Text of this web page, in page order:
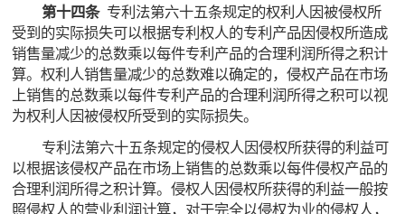
第十四条 专利法第六十五条规定的权利人因被侵权所
受到的实际损失可以根据专利权人的专利产品因侵权所造成
销售量减少的总数乘以每件专利产品的合理利润所得之积计
算。权利人销售量减少的总数难以确定的，侵权产品在市场
上销售的总数乘以每件专利产品的合理利润所得之积可以视
为权利人因被侵权所受到的实际损失。
专利法第六十五条规定的侵权人因侵权所获得的利益可
以根据该侵权产品在市场上销售的总数乘以每件侵权产品的
合理利润所得之积计算。侵权人因侵权所获得的利益一般按
照侵权人的营业利润计算，对于完全以侵权为业的侵权人，